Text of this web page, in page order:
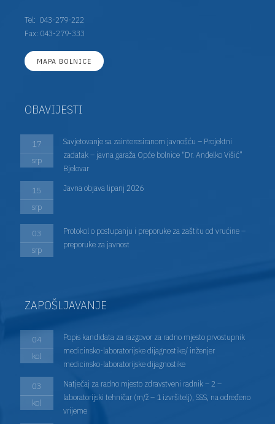
Tel: 043-279-222
Fax: 043-279-333
MAPA BOLNICE
OBAVIJESTI
17
srp
Savjetovanje sa zainteresiranom javnošću – Projektni
zadatak – javna garaža Opće bolnice “Dr. Anđelko Višić”
Bjelovar
15
srp
Javna objava lipanj 2026
03
srp
Protokol o postupanju i preporuke za zaštitu od vrućine –
preporuke za javnost
ZAPOŠLJAVANJE
04
kol
Popis kandidata za razgovor za radno mjesto prvostupnik
medicinsko-laboratorijske dijagnostike/ inženjer
medicinsko-laboratorijske dijagnostike
03
kol
Natječaj za radno mjesto zdravstveni radnik – 2 –
laboratorijski tehničar (m/ž – 1 izvršitelj), SSS, na određeno
vrijeme